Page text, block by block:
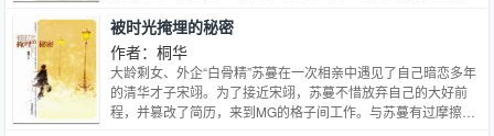
性冷情、禁欲洁癖，但善良且温柔，令人着迷。当然她还是不能
让顾医生心动，言臻为此苦恼。只是顾清河不这么想，她天生流
淌着恶魔之血。隶属于黑暗的想法早已想将对方拆吃入骨，她会
杀死任何一个威胁者，让言臻只能属于自己。
被时光掩埋的秘密
作者：桐华
大龄剩女、外企“白骨精”苏蔓在一次相亲中遇见了自己暗恋多年
的清华才子宋翊。为了接近宋翊，苏蔓不惜放弃自己的大好前
程，并篡改了简历，来到MG的格子间工作。与苏蔓有过摩擦的